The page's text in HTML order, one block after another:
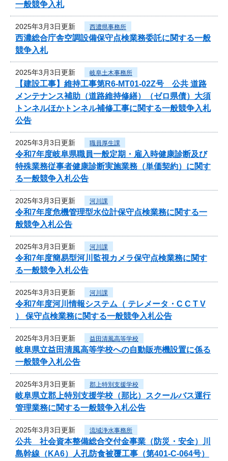
一般競争入札
2025年3月3日更新 西濃県事務所
西濃総合庁舎空調設備保守点検業務委託に関する一般
競争入札
2025年3月3日更新 岐阜土木事務所
【建設工事】維持工事第R6-MT01-02Z号 公共 道路
メンテナンス補助（道路維持修繕）（ゼロ県債）大須
トンネルほかトンネル補修工事に関する一般競争入札
公告
2025年3月3日更新 職員厚生課
令和7年度岐阜県職員一般定期・雇入時健康診断及び
特殊業務従事者健康診断実施業務（単価契約）に関す
る一般競争入札公告
2025年3月3日更新 河川課
令和7年度危機管理型水位計保守点検業務に関する一
般競争入札公告
2025年3月3日更新 河川課
令和7年度簡易型河川監視カメラ保守点検業務に関す
る一般競争入札公告
2025年3月3日更新 河川課
令和7年度河川情報システム（ テレメータ・C C T V
） 保守点検業務に関する一般競争入札公告
2025年3月3日更新 益田清風高等学校
岐阜県立益田清風高等学校への自動販売機設置に係る
一般競争入札公告
2025年3月3日更新 郡上特別支援学校
岐阜県立郡上特別支援学校（那比）スクールバス運行
管理業務に関する一般競争入札公告
2025年3月3日更新 流域浄水事務所
公共 社会資本整備総合交付金事業（防災・安全）川
島幹線（KA6）人孔防食被覆工事（第401-C-064号）